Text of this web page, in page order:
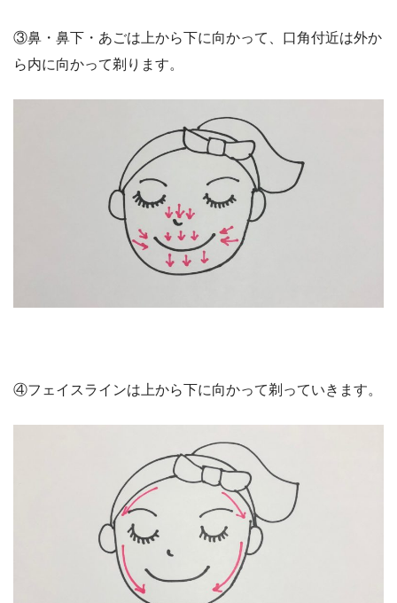
③鼻・鼻下・あごは上から下に向かって、口角付近は外か
ら内に向かって剃ります。
④フェイスラインは上から下に向かって剃っていきます。